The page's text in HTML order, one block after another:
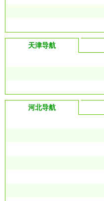
天津导航
河北导航